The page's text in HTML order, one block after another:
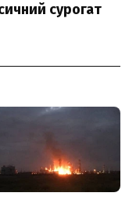
сурогат